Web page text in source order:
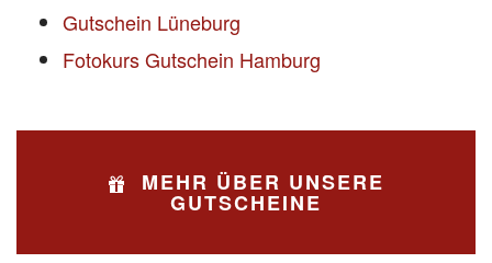
Gutschein Lüneburg
Fotokurs Gutschein Hamburg
MEHR ÜBER UNSERE
GUTSCHEINE